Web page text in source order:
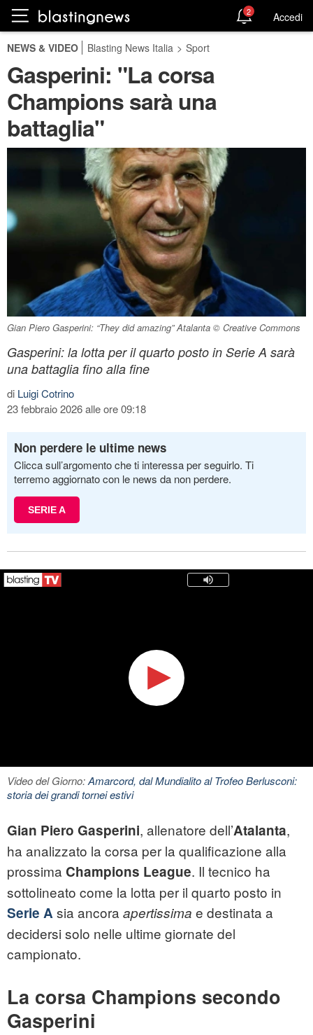
2 Accedi
NEWS & VIDEO Blasting News Italia > Sport
Gasperini: "La corsa
Champions sarà una
battaglia"
Gian Piero Gasperini: “They did amazing” Atalanta © Creative Commons
Gasperini: la lotta per il quarto posto in Serie A sarà
una battaglia fino alla fine
di Luigi Cotrino
23 febbraio 2026 alle ore 09:18
Non perdere le ultime news
Clicca sull’argomento che ti interessa per seguirlo. Ti
terremo aggiornato con le news da non perdere.
SERIE A
Video del Giorno:Amarcord, dal Mundialito al Trofeo Berlusconi:
storia dei grandi tornei estivi
Gian Piero Gasperini, allenatore dell’Atalanta,
ha analizzato la corsa per la qualificazione alla
prossima Champions League. Il tecnico ha
sottolineato come la lotta per il quarto posto in
Serie Asia ancora apertissima e destinata a
decidersi solo nelle ultime giornate del
campionato.
La corsa Champions secondo
Gasperini